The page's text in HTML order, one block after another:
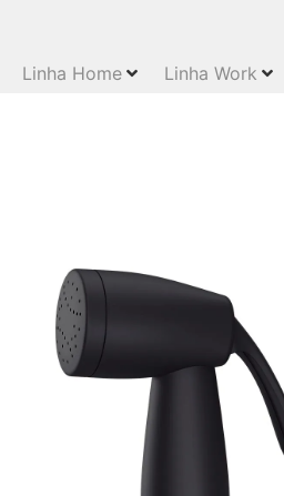
Linha Home Linha Work